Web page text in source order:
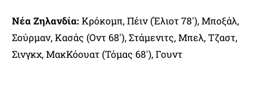
Νέα Ζηλανδία: Κρόκομπ, Πέιν (Έλιοτ 78′), Μποξάλ,
Σούρμαν, Κασάς (Οντ 68′), Στάμενιτς, Μπελ, Τζαστ,
Σινγκχ, ΜακΚόουατ (Τόμας 68′), Γουντ